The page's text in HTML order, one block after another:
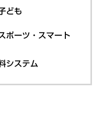
ども
ポーツ・スマート
システム